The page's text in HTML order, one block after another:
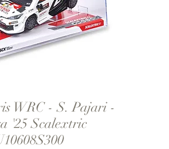
Vista rápida
WRC - S. Pajari -
'25 Scalextric